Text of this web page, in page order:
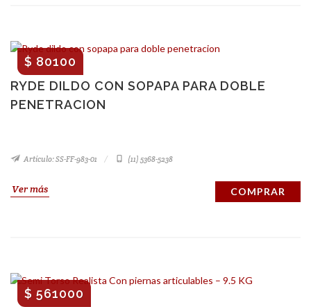
RYDE DILDO CON SOPAPA PARA DOBLE
PENETRACION
$ 80100
Artículo: SS-FF-983-01 (11) 5368-5238
Ver más COMPRAR
$ 561000